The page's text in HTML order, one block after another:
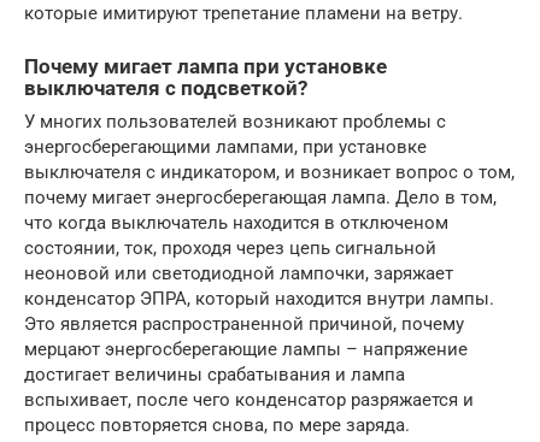
которые имитируют трепетание пламени на ветру.
Почему мигает лампа при установке
выключателя с подсветкой?
У многих пользователей возникают проблемы с
энергосберегающими лампами, при установке
выключателя с индикатором, и возникает вопрос о том,
почему мигает энергосберегающая лампа. Дело в том,
что когда выключатель находится в отключеном
состоянии, ток, проходя через цепь сигнальной
неоновой или светодиодной лампочки, заряжает
конденсатор ЭПРА, который находится внутри лампы.
Это является распространенной причиной, почему
мерцают энергосберегающие лампы – напряжение
достигает величины срабатывания и лампа
вспыхивает, после чего конденсатор разряжается и
процесс повторяется снова, по мере заряда.